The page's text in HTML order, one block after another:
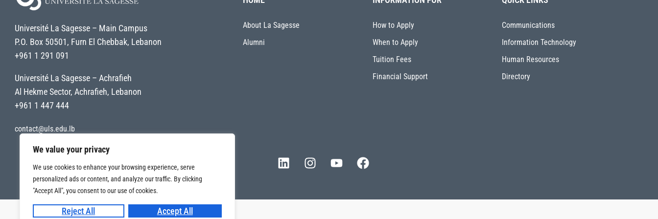
We value your privacy
We use cookies to enhance your browsing experience, serve
personalized ads or content, and analyze our traffic. By clicking
"Accept All", you consent to our use of cookies.
Reject All Accept All
Université La Sagesse – Main Campus
P.O. Box 50501, Furn El Chebbak, Lebanon
+961 1 291 091
Université La Sagesse – Achrafieh
Al Hekme Sector, Achrafieh, Lebanon
+961 1 447 444
contact@uls.edu.lb
About La Sagesse
Alumni
How to Apply
When to Apply
Tuition Fees
Financial Support
Communications
Information Technology
Human Resources
Directory